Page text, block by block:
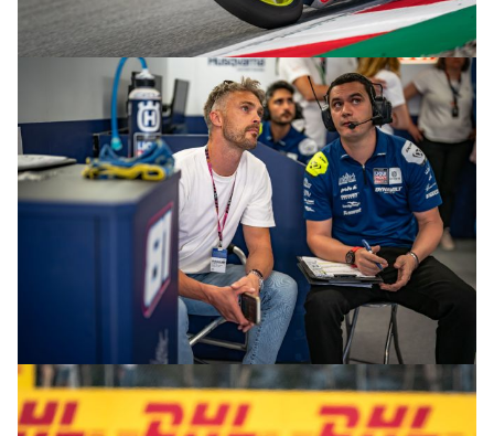
© R.Lekl & S.Wobser
© R.Lekl & S.Wobser